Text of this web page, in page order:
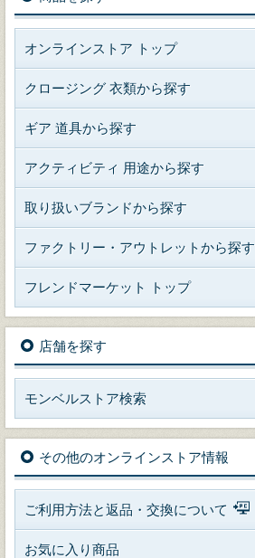
オンラインストア トップ
クロージング 衣類から探す
ギア 道具から探す
アクティビティ 用途から探す
取り扱いブランドから探す
ファクトリー・アウトレットから探す
フレンドマーケット トップ
店舗を探す
モンベルストア検索
その他のオンラインストア情報
ご利用方法と返品・交換について
お気に入り商品